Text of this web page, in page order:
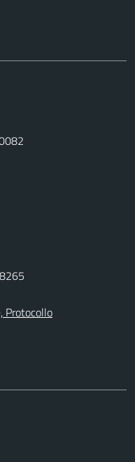
Protocollo